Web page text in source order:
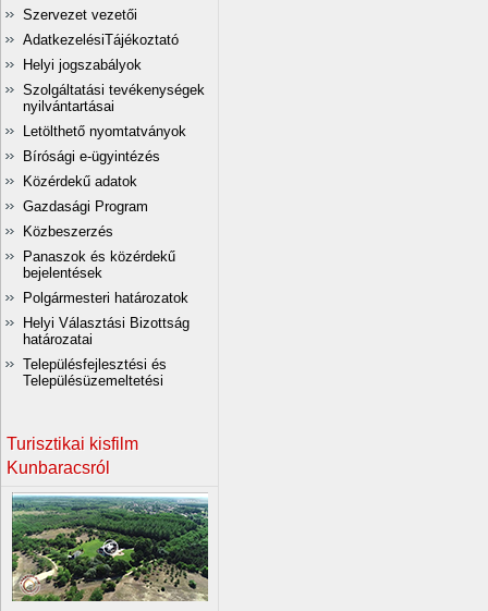
Szervezet vezetői
AdatkezelésiTájékoztató
Helyi jogszabályok
Szolgáltatási tevékenységek
nyilvántartásai
Letölthető nyomtatványok
Bírósági e-ügyintézés
Közérdekű adatok
Gazdasági Program
Közbeszerzés
Panaszok és közérdekű
bejelentések
Polgármesteri határozatok
Helyi Választási Bizottság
határozatai
Településfejlesztési és
Településüzemeltetési
Turisztikai kisfilm
Kunbaracsról